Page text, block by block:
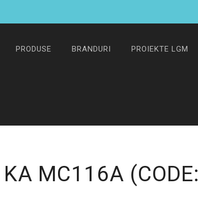
PRODUSE BRANDURI PROIEKTE LGM
MC116A (CODE: